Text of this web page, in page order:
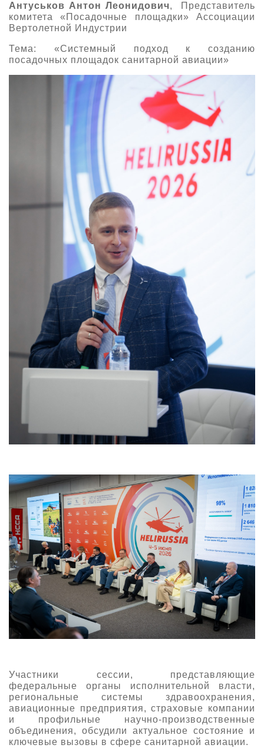
Антуськов Антон Леонидович, Представитель
комитета «Посадочные площадки» Ассоциации
Вертолетной Индустрии
Тема: «Системный подход к созданию
посадочных площадок санитарной авиации»
Участники сессии, представляющие
федеральные органы исполнительной власти,
региональные системы здравоохранения,
авиационные предприятия, страховые компании
и профильные научно-производственные
объединения, обсудили актуальное состояние и
ключевые вызовы в сфере санитарной авиации.